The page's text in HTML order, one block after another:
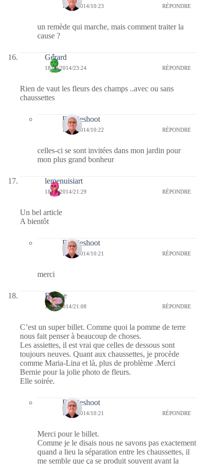
19/08/2014/10:23 RÉPONDRE
un remède qui marche, mais comment traiter la
cause ?
Gérard
18/08/2014/23:24 RÉPONDRE
Rien de vaut les fleurs des champs ..avec ou sans
chaussettes
Bernieshoot
19/08/2014/10:22 RÉPONDRE
celles-ci se sont invitées dans mon jardin pour
mon plus grand bonheur
lemenuisiart
18/08/2014/21:29 RÉPONDRE
Un bel article
A bientôt
Bernieshoot
19/08/2014/10:21 RÉPONDRE
merci
Denise
18/08/2014/21:08 RÉPONDRE
C’est un super billet. Comme quoi la pomme de terre
nous fait penser à beaucoup de choses.
Les assiettes, il est vrai que celles de dessous sont
toujours neuves. Quant aux chaussettes, je procède
comme Maria-Lina et là, plus de problème .Merci
Bernie pour la jolie photo de fleurs.
Elle soirée.
Bernieshoot
19/08/2014/10:21 RÉPONDRE
Merci pour le billet.
Comme je le disais nous ne savons pas exactement
quand a lieu la séparation entre les chaussettes, il
me semble que ça se produit souvent avant la